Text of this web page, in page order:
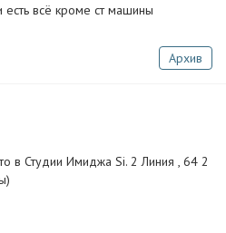
всё кроме ст машины
Архив
в Студии Имиджа Si. 2 Линия , 64 2